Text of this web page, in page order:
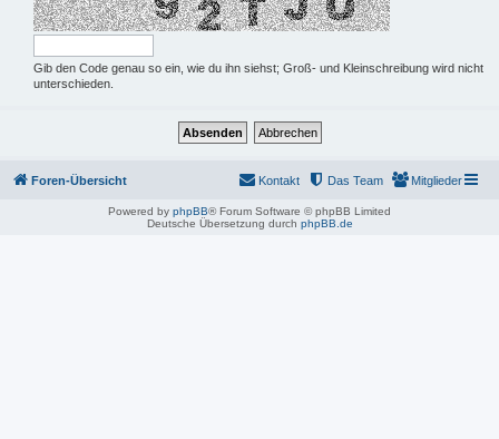
Gib den Code genau so ein, wie du ihn siehst; Groß- und Kleinschreibung wird nicht
unterschieden.
Foren-Übersicht Mitglieder
Das Team
Kontakt
Powered by phpBB® Forum Software © phpBB Limited
Deutsche Übersetzung durch phpBB.de